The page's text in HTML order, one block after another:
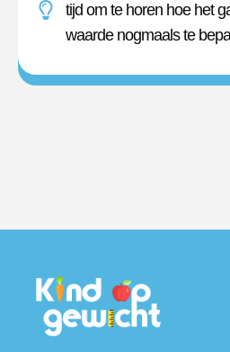
tijd om te horen hoe het
waarde nogmaals te